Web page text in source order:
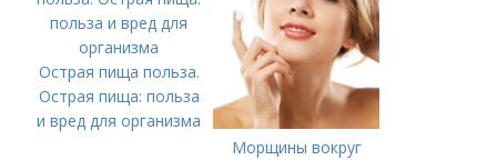
Острая пища польза.
Острая пища: польза
и вред для организма
Морщины вокруг